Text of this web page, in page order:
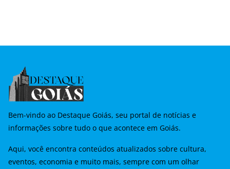
Bem-vindo ao Destaque Goiás, seu portal de notícias e
informações sobre tudo o que acontece em Goiás.
Aqui, você encontra conteúdos atualizados sobre cultura,
eventos, economia e muito mais, sempre com um olhar